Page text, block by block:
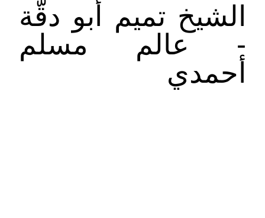
الشيخ تميم أبو دقّة
- عالم مسلم
أحمدي